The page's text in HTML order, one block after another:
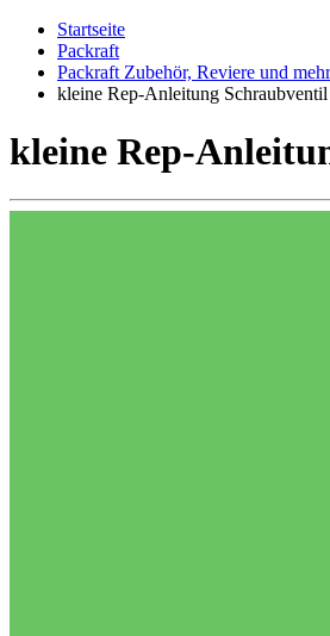
Startseite
Packraft
Packraft Zubehör, Reviere und mehr
kleine Rep-Anleitung
kleine Rep-